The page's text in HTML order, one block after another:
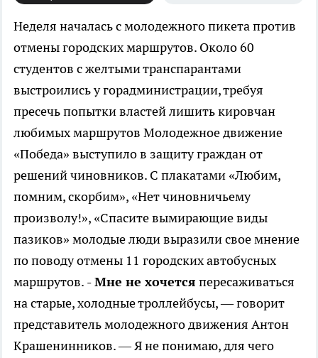
Неделя началась с молодежного пикета против
отмены городских маршрутов. Около 60
студентов с желтыми транспарантами
выстроились у горадминистрации, требуя
пресечь попытки властей лишить кировчан
любимых маршрутов Молодежное движение
«Победа» выступило в защиту граждан от
решений чиновников. С плакатами «Любим,
помним, скорбим», «Нет чиновничьему
произволу!», «Спасите вымирающие виды
пазиков» молодые люди выразили свое мнение
по поводу отмены 11 городских автобусных
маршрутов. - Мне не хочется пересаживаться
на старые, холодные троллейбусы, — говорит
представитель молодежного движения Антон
Крашенинников. — Я не понимаю, для чего